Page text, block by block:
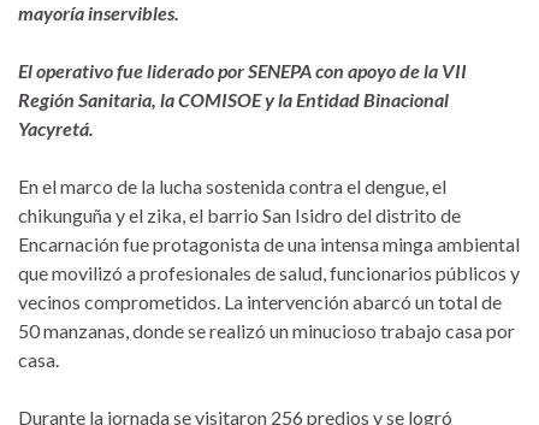
mayoría inservibles.
El operativo fue liderado por SENEPA con apoyo de la VII
Región Sanitaria, la COMISOE y la Entidad Binacional
Yacyretá.
En el marco de la lucha sostenida contra el dengue, el
chikunguña y el zika, el barrio San Isidro del distrito de
Encarnación fue protagonista de una intensa minga ambiental
que movilizó a profesionales de salud, funcionarios públicos y
vecinos comprometidos. La intervención abarcó un total de
50 manzanas, donde se realizó un minucioso trabajo casa por
casa.
Durante la jornada se visitaron 256 predios y se logró